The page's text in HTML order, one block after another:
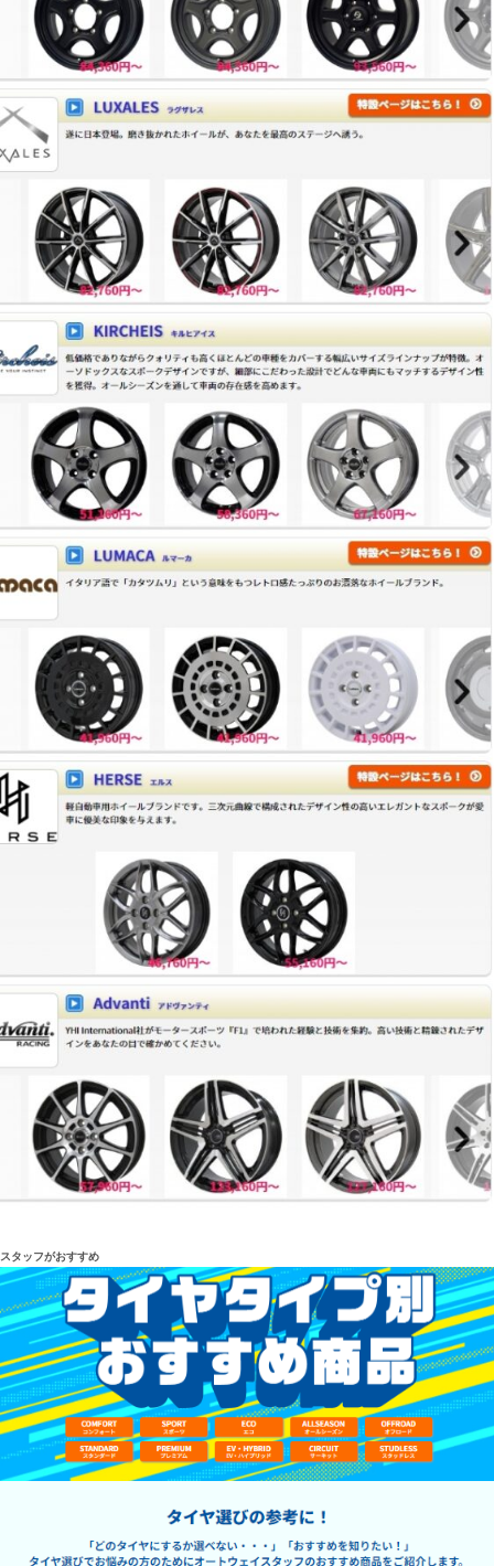
スタッフがおすすめ